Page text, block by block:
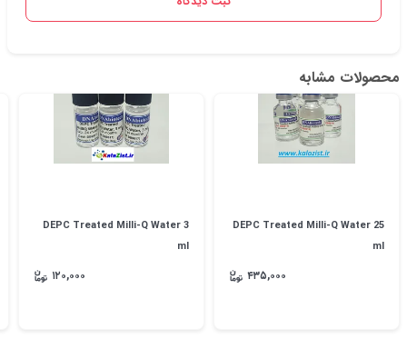
محصولات مشابه
DEPC Treated Milli-Q Water 25
ml
۴۳۵,۰۰۰
DEPC Treated Milli-Q Water 3
ml
۱۲۰,۰۰۰